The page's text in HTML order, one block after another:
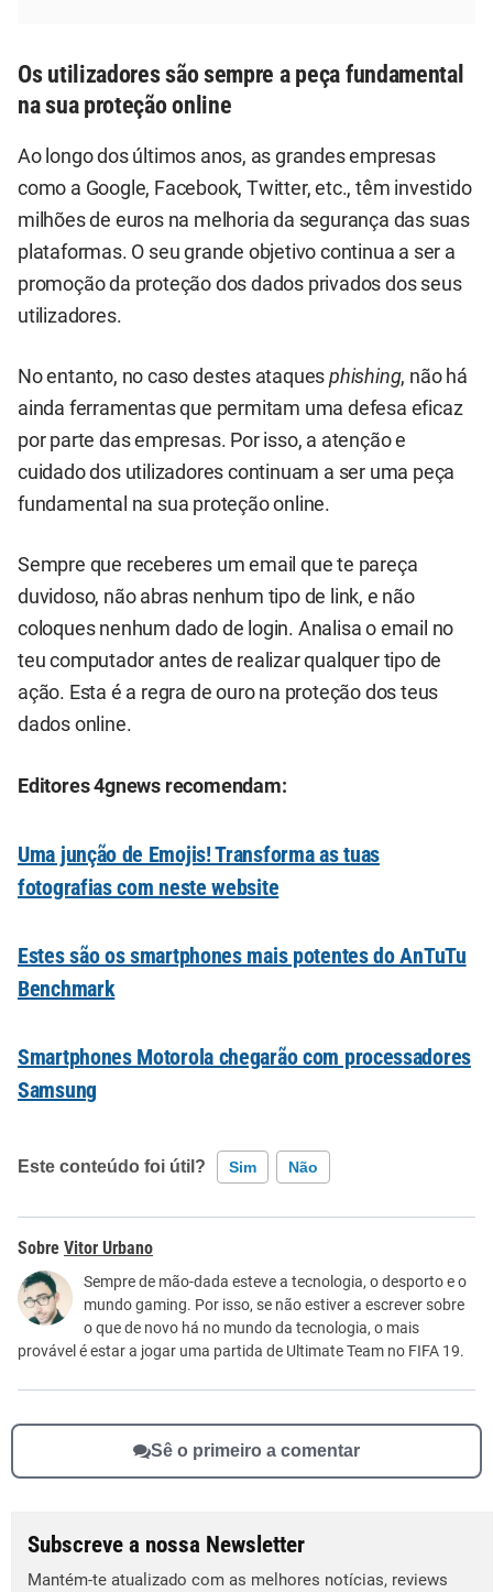
Os utilizadores são sempre a peça fundamental
na sua proteção online
Ao longo dos últimos anos, as grandes empresas
como a Google, Facebook, Twitter, etc., têm investido
milhões de euros na melhoria da segurança das suas
plataformas. O seu grande objetivo continua a ser a
promoção da proteção dos dados privados dos seus
utilizadores.
No entanto, no caso destes ataques phishing, não há
ainda ferramentas que permitam uma defesa eficaz
por parte das empresas. Por isso, a atenção e
cuidado dos utilizadores continuam a ser uma peça
fundamental na sua proteção online.
Sempre que receberes um email que te pareça
duvidoso, não abras nenhum tipo de link, e não
coloques nenhum dado de login. Analisa o email no
teu computador antes de realizar qualquer tipo de
ação. Esta é a regra de ouro na proteção dos teus
dados online.
Editores 4gnews recomendam:
Uma junção de Emojis! Transforma as tuas
fotografias com neste website
Estes são os smartphones mais potentes do AnTuTu
Benchmark
Smartphones Motorola chegarão com processadores
Samsung
Este conteúdo foi útil? Sim Não
Este conteúdo contém informação incorreta
Este conteúdo não tem a informação que procuro
Outro
Vitor Urbano
Sempre de mão-dada esteve a tecnologia, o desporto e o
mundo gaming. Por isso, se não estiver a escrever sobre
o que de novo há no mundo da tecnologia, o mais
provável é estar a jogar uma partida de Ultimate Team no FIFA 19.
Sê o primeiro a comentar
Subscreve a nossa Newsletter
Mantém-te atualizado com as melhores notícias, reviews